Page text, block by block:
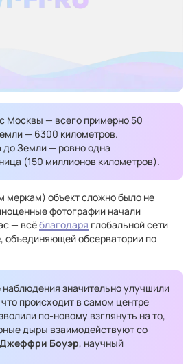
Москвы — всего примерно 50
— 6300 километров.
до Земли — ровно одна
(150 миллионов километров).
меркам) объект сложно было не
фотографии начали
— всёблагодаря глобальной сети
, объединяющей обсерватории по
значительно улучшили
происходит в самом центре
по-новому взглянуть на то,
дыры взаимодействуют со
Джеффри Боуэр, научный